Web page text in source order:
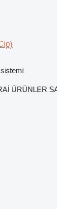
ÜRÜNLER